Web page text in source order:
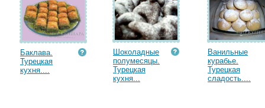
Баклава.
Турецкая
кухня....
Шоколадные
полумесяцы.
Турецкая
кухня...
Ванильные
курабье.
Турецкая
сладость....